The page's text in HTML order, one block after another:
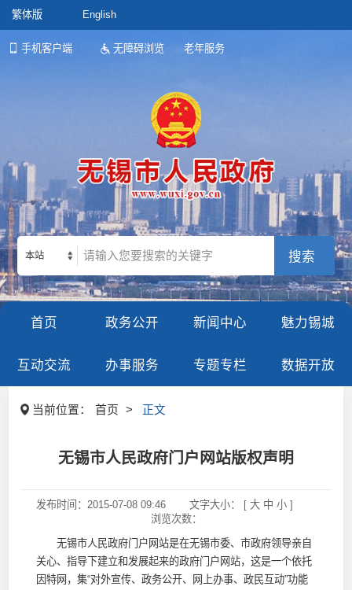
繁体版 English
手机客户端 无障碍浏览 老年服务
本站
首页 政务公开 新闻中心 魅力锡城
互动交流 办事服务 专题专栏 数据开放
当前位置： 首页 > 正文
无锡市人民政府门户网站版权声明
发布时间： 2015-07-08 09:46 文字大小： [ 大 中 小]
浏览次数：
无锡市人民政府门户网站是在无锡市委、市政府领导亲自
关心、指导下建立和发展起来的政府门户网站，这是一个依托
因特网，集“对外宣传、政务公开、网上办事、政民互动”功能